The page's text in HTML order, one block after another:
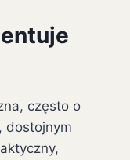
często o
dostojnym